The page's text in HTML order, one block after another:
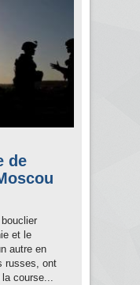
de
et le
autre en
russes, ont
course...